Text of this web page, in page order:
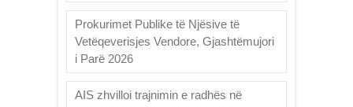
Prokurimet Publike të Njësive të
Vetëqeverisjes Vendore, Gjashtëmujori
i Parë 2026
AIS zhvilloi trajnimin e radhës në